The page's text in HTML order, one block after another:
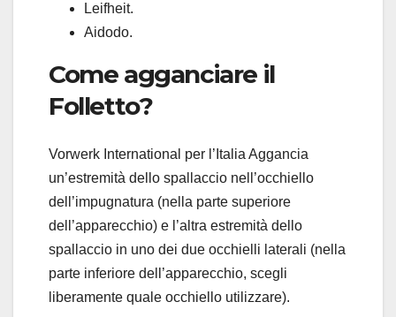
Leifheit.
Aidodo.
Come agganciare il
Folletto?
Vorwerk International per l’Italia Aggancia
un’estremità dello spallaccio nell’occhiello
dell’impugnatura (nella parte superiore
dell’apparecchio) e l’altra estremità dello
spallaccio in uno dei due occhielli laterali (nella
parte inferiore dell’apparecchio, scegli
liberamente quale occhiello utilizzare).